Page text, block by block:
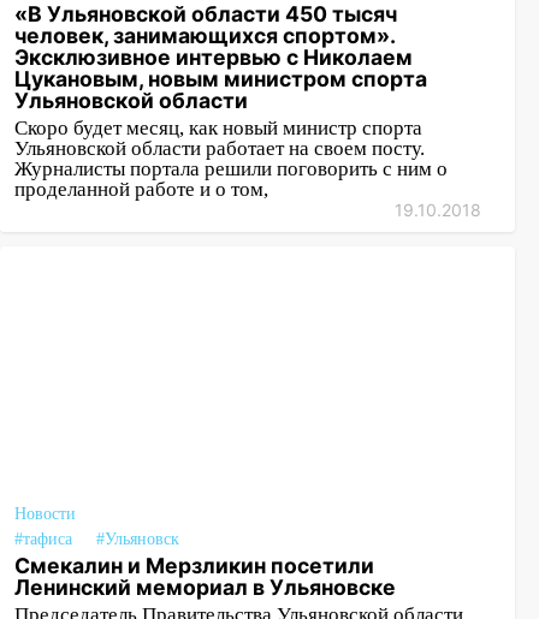
«В Ульяновской области 450 тысяч
человек, занимающихся спортом».
Эксклюзивное интервью с Николаем
Цукановым, новым министром спорта
Ульяновской области
Скоро будет месяц, как новый министр спорта
Ульяновской области работает на своем посту.
Журналисты портала решили поговорить с ним о
проделанной работе и о том,
19.10.2018
Новости
#тафиса
#Ульяновск
Смекалин и Мерзликин посетили
Ленинский мемориал в Ульяновске